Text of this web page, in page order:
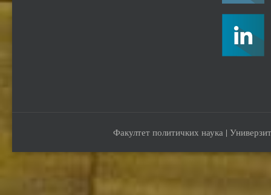
Факултет политичких наука |